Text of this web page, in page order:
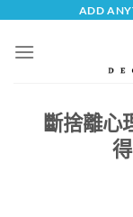
content
ADD
斷捨離心